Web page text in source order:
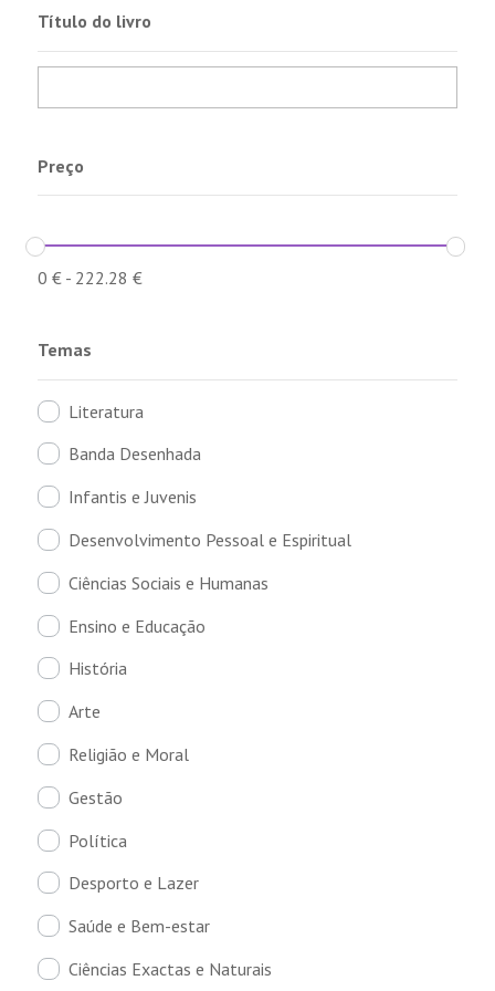
Título do livro
Preço
0 €- 222.28 €
Temas
Literatura
Banda Desenhada
Infantis e Juvenis
Desenvolvimento Pessoal e Espiritual
Ciências Sociais e Humanas
Ensino e Educação
História
Arte
Religião e Moral
Gestão
Política
Desporto e Lazer
Saúde e Bem-estar
Ciências Exactas e Naturais